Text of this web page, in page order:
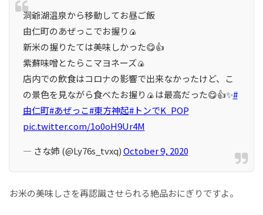
洞爺湖温泉から移動してお昼ご飯
由仁町のあぜっこでお握り🍙
新米の握りたては美味しかった😋👍
紫蘇味噌とたらこマヨネーズ🍙
店内での飲食はコロナの影響で出来なかったけど、こ
の景色を見ながら食べたお握り🍙は最高だった😋👍✨#
由仁町#あぜっこ#東方神起#トンでK_POP
pic.twitter.com/1o0oH9Ur4M
— さな姉 (@Ly76s_tvxq)October 9, 2020
お米の美味しさを再認識させられる絶品おにぎりですよ。